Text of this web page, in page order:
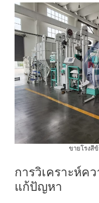
ขายโรงสี
การวิเคราะห์ค
แก้ปัญหา